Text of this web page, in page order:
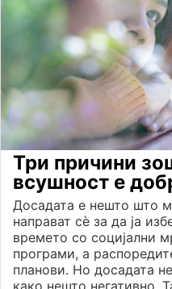
Три причини
всушност е
Досадата е нешто што
направат сѐ за да ја
времето со социјални
програми, а
планови. Но досадата
како нешто негативно.